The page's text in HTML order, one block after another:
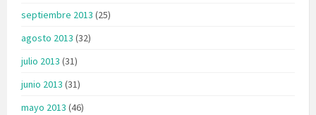
septiembre 2013 (25)
agosto 2013 (32)
julio 2013 (31)
junio 2013 (31)
mayo 2013 (46)